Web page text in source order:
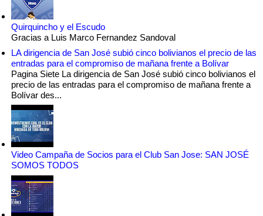
Quirquincho y el Escudo
Gracias a Luis Marco Fernandez Sandoval
LA dirigencia de San José subió cinco bolivianos el precio de las
entradas para el compromiso de mañana frente a Bolívar
Pagina Siete La dirigencia de San José subió cinco bolivianos el
precio de las entradas para el compromiso de mañana frente a
Bolívar des...
Video Campaña de Socios para el Club San Jose: SAN JOSÉ
SOMOS TODOS